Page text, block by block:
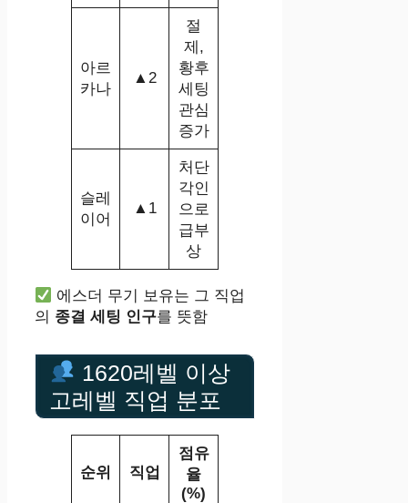
아르
카나
▲2
절
제,
황후
세팅
관심
증가
슬레
이어
▲1
처단
각인
으로
급부
상
에스더 무기 보유는 그 직업
의 종결 세팅 인구를 뜻함
1620레벨 이상
고레벨 직업 분포
순위 직업
점유
율
(%)